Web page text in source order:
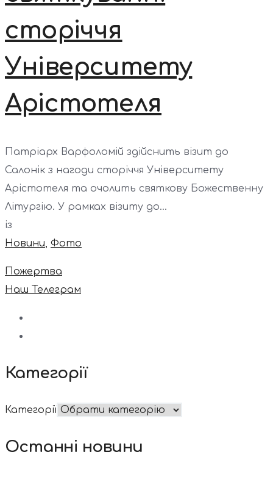
сторіччя
Університету
Арістотеля
Патріарх Варфоломій здійснить візит до
Салонік з нагоди сторіччя Університету
Арістотеля та очолить святкову Божественну
Літургію. У рамках візиту до...
із
Новини Фото
Пожертва
Наш Телеграм
Категорії
Категорії
Останні новини